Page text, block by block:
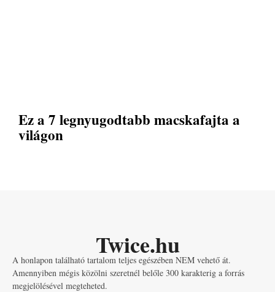
Ez a 7 legnyugodtabb macskafajta a
világon
Twice.hu
A honlapon található tartalom teljes egészében NEM vehető át.
Amennyiben mégis közölni szeretnél belőle 300 karakterig a forrás
megjelölésével megteheted.